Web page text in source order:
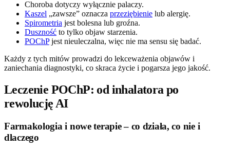
Choroba dotyczy wyłącznie palaczy.
Kaszel „zawsze” oznacza przeziębienie lub alergię.
Spirometria jest bolesna lub groźna.
Duszność to tylko objaw starzenia.
POChPjest nieuleczalna, więc nie ma sensu się badać.
Każdy z tych mitów prowadzi do lekceważenia objawów i
zaniechania diagnostyki, co skraca życie i pogarsza jego jakość.
Leczenie POChP: od inhalatora po
rewolucję AI
Farmakologia i nowe terapie – co działa, co nie i
dlaczego